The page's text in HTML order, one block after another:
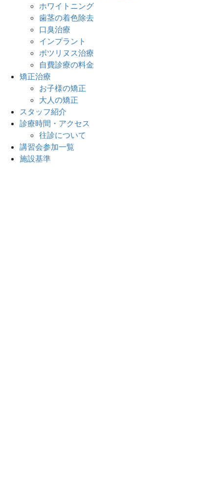
ホワイトニング
歯茎の着色除去
口臭治療
インプラント
ボツリヌス治療
自費診療の料金
矯正治療
お子様の矯正
大人の矯正
スタッフ紹介
診療時間・アクセス
往診について
講習会参加一覧
施設基準